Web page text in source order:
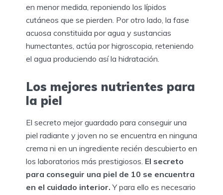
en menor medida, reponiendo los lípidos
cutáneos que se pierden. Por otro lado, la fase
acuosa constituida por agua y sustancias
humectantes, actúa por higroscopia, reteniendo
el agua produciendo así la hidratación.
Los mejores nutrientes para
la piel
El secreto mejor guardado para conseguir una
piel radiante y joven no se encuentra en ninguna
crema ni en un ingrediente recién descubierto en
los laboratorios más prestigiosos. El secreto
para conseguir una piel de 10 se encuentra
en el cuidado interior. Y para ello es necesario